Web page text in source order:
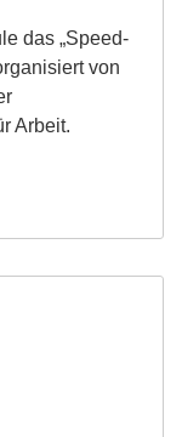
das „Speed-
von
Arbeit.